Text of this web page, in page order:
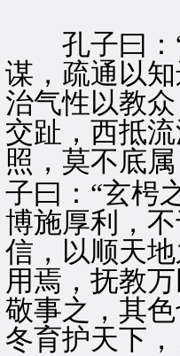
孔子曰：“
谋，疏通以
治气性以教
交趾，西抵
照，莫不底属
子曰：“玄枵
博施厚利，
信，以顺天
用焉，抚教
敬事之，其
冬育护天下